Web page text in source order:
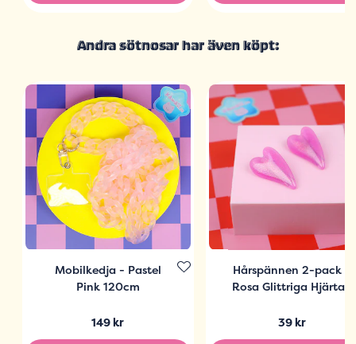
Andra sötnosar har även köpt:
Mobilkedja - Pastel
Pink 120cm
149 kr
Hårspännen 2-pack -
Rosa Glittriga Hjärtan
39 kr